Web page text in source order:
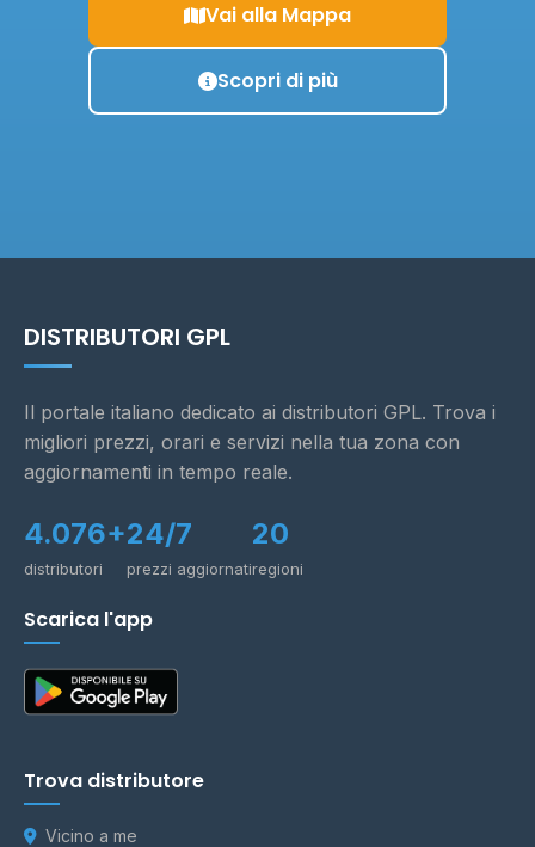
Vai alla Mappa
Scopri di più
DISTRIBUTORI GPL
Il portale italiano dedicato ai distributori GPL. Trova i
migliori prezzi, orari e servizi nella tua zona con
aggiornamenti in tempo reale.
4.076+
distributori
24/7
prezzi aggiornati
20
regioni
Scarica l'app
Trova distributore
Vicino a me